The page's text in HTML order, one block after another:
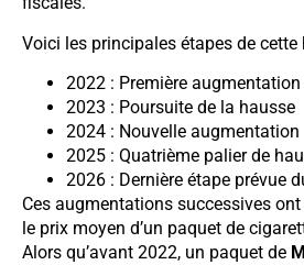
Voici les principales étapes de cette
2022 : Première
2023 : Poursuite de la hausse
2024 : Nouvelle augmentation
2025 : Quatrième palier de
2026 : Dernière étape prévue
Ces augmentations successives
le prix moyen d’un paquet de
Alors qu’avant 2022, un paquet de